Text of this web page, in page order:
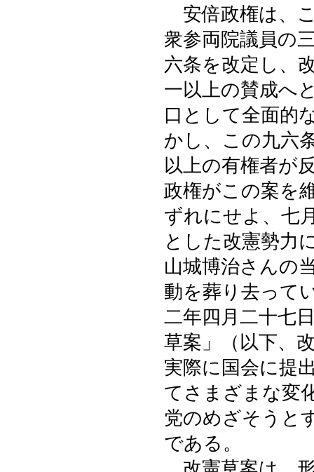
安倍政権は、
衆参両院議員の
六条を改定し、
一以上の賛成へ
口として全面的
かし、この九六
以上の有権者が
政権がこの案を
ずれにせよ、七
とした改憲勢力
山城博治さんの
動を葬り去って
二年四月二十七
草案」（以下、
実際に国会に提
てさまざまな変
党のめざそうと
である。